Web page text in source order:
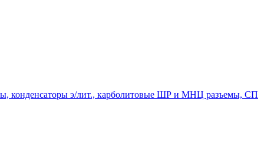
конденсаторы э/лит., карболитовые ШР и МНЦ разъемы, СП